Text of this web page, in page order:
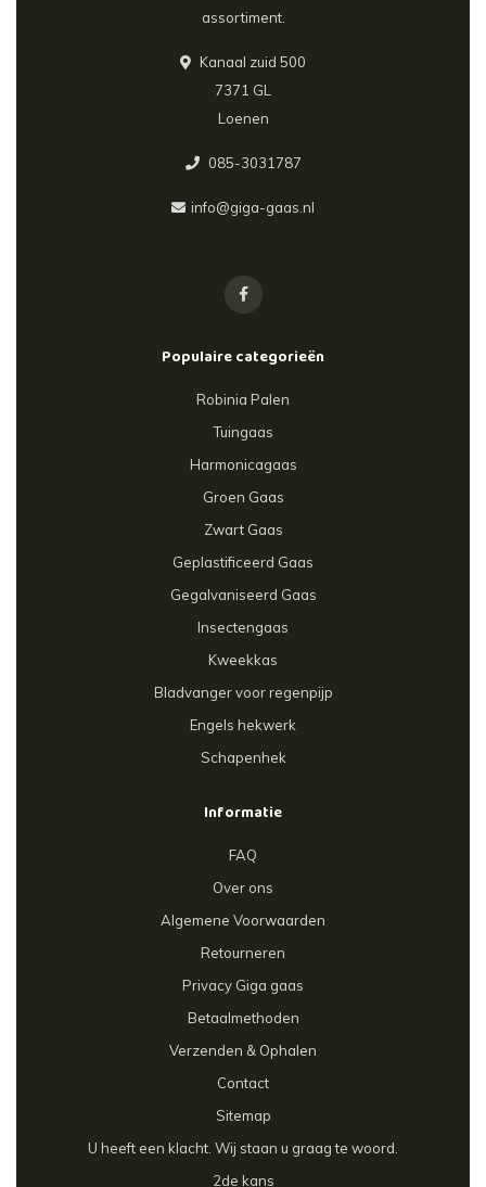
assortiment.
Kanaal zuid 500
7371 GL
Loenen
085-3031787
info@giga-gaas.nl
Populaire categorieën
Robinia Palen
Tuingaas
Harmonicagaas
Groen Gaas
Zwart Gaas
Geplastificeerd Gaas
Gegalvaniseerd Gaas
Insectengaas
Kweekkas
Bladvanger voor regenpijp
Engels hekwerk
Schapenhek
Informatie
FAQ
Over ons
Algemene Voorwaarden
Retourneren
Privacy Giga gaas
Betaalmethoden
Verzenden & Ophalen
Contact
Sitemap
U heeft een klacht. Wij staan u graag te woord.
2de kans